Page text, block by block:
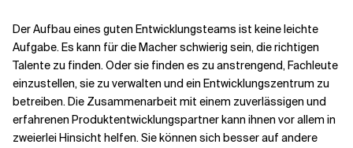
Der Aufbau eines guten Entwicklungsteams ist keine leichte
Aufgabe. Es kann für die Macher schwierig sein, die richtigen
Talente zu finden. Oder sie finden es zu anstrengend, Fachleute
einzustellen, sie zu verwalten und ein Entwicklungszentrum zu
betreiben. Die Zusammenarbeit mit einem zuverlässigen und
erfahrenen Produktentwicklungspartner kann ihnen vor allem in
zweierlei Hinsicht helfen. Sie können sich besser auf andere